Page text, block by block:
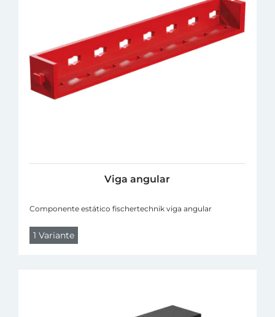
Viga angular
Componente estático fischertechnik viga angular
1 Variante